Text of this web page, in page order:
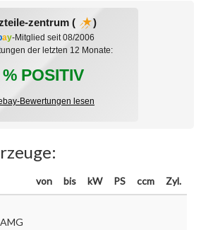
zentrum ( )
ay-Mitglied seit 08/2006
der letzten 12 Monate:
% POSITIV
Bewertungen lesen
von bis kW PS ccm Zyl.